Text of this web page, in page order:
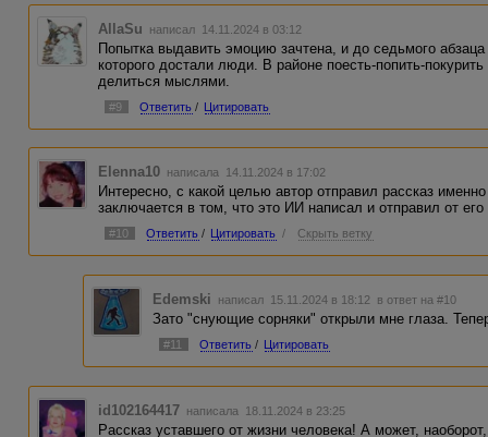
AllaSu написал 14.11.2024 в 03:12
Попытка выдавить эмоцию зачтена, и до седьмого
которого достали люди. В районе поесть-попить-
делиться мыслями.
#9 Ответить / Цитировать
Elenna10 написала 14.11.2024 в 17:02
Интересно, с какой целью автор отправил рассказ
заключается в том, что это ИИ написал и отправил от
#10 Ответить / Цитировать / Скрыть ветку
Edemski написал 15.11.2024 в 18:12 в ответ на #10
Зато "снующие сорняки" открыли мне глаза.
#11 Ответить / Цитировать
id102164417 написала 18.11.2024 в 23:25
Рассказ уставшего от жизни человека! А может,